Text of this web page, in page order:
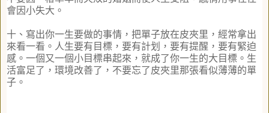
會因小失大。
十、寫出你一生要做的事情，把單子放在皮夾里， 經常拿出
來看一看。人生要有目標，要有計划，要有提醒， 要有緊迫
感。一個又一個小目標串起來，就成了你一生的大目標。 生
活富足了，環境改善了，不要忘了皮夾里那張看似薄薄的單
子。